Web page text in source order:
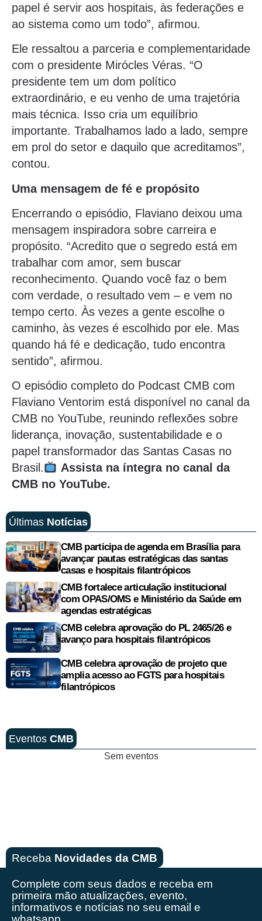
papel é servir aos hospitais, às federações e
ao sistema como um todo”, afirmou.
Ele ressaltou a parceria e complementaridade
com o presidente Mirócles Véras. “O
presidente tem um dom político
extraordinário, e eu venho de uma trajetória
mais técnica. Isso cria um equilíbrio
importante. Trabalhamos lado a lado, sempre
em prol do setor e daquilo que acreditamos”,
contou.
Uma mensagem de fé e propósito
Encerrando o episódio, Flaviano deixou uma
mensagem inspiradora sobre carreira e
propósito. “Acredito que o segredo está em
trabalhar com amor, sem buscar
reconhecimento. Quando você faz o bem
com verdade, o resultado vem – e vem no
tempo certo. Às vezes a gente escolhe o
caminho, às vezes é escolhido por ele. Mas
quando há fé e dedicação, tudo encontra
sentido”, afirmou.
O episódio completo do Podcast CMB com
Flaviano Ventorim está disponível no canal da
CMB no YouTube, reunindo reflexões sobre
liderança, inovação, sustentabilidade e o
papel transformador das Santas Casas no
Brasil.
Assista na íntegra no canal da
CMB no YouTube.
Últimas Notícias
CMB participa de agenda em Brasília para
avançar pautas estratégicas das santas
casas e hospitais filantrópicos
CMB fortalece articulação institucional
com OPAS/OMS e Ministério da Saúde em
agendas estratégicas
CMB celebra aprovação do PL 2465/26 e
avanço para hospitais filantrópicos
CMB celebra aprovação de projeto que
amplia acesso ao FGTS para hospitais
filantrópicos
Eventos CMB
Sem eventos
Receba Novidades da CMB
Complete com seus dados e receba em
primeira mão atualizações, evento,
informativos e notícias no seu email e